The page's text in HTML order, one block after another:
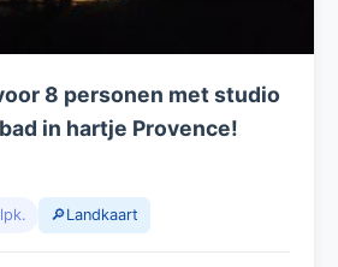
8 personen met studio
in hartje Provence!
🔎Landkaart